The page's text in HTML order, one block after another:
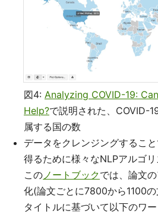
図4: Analyzing COVID-19:
Help?で説明された、COVID-
属する国の数
データをクレンジングするこ
得るために様々なNLPアルゴリ
このノートブックでは、論文
化(論文ごとに7800から1100
タイトルに基づいて以下のワ